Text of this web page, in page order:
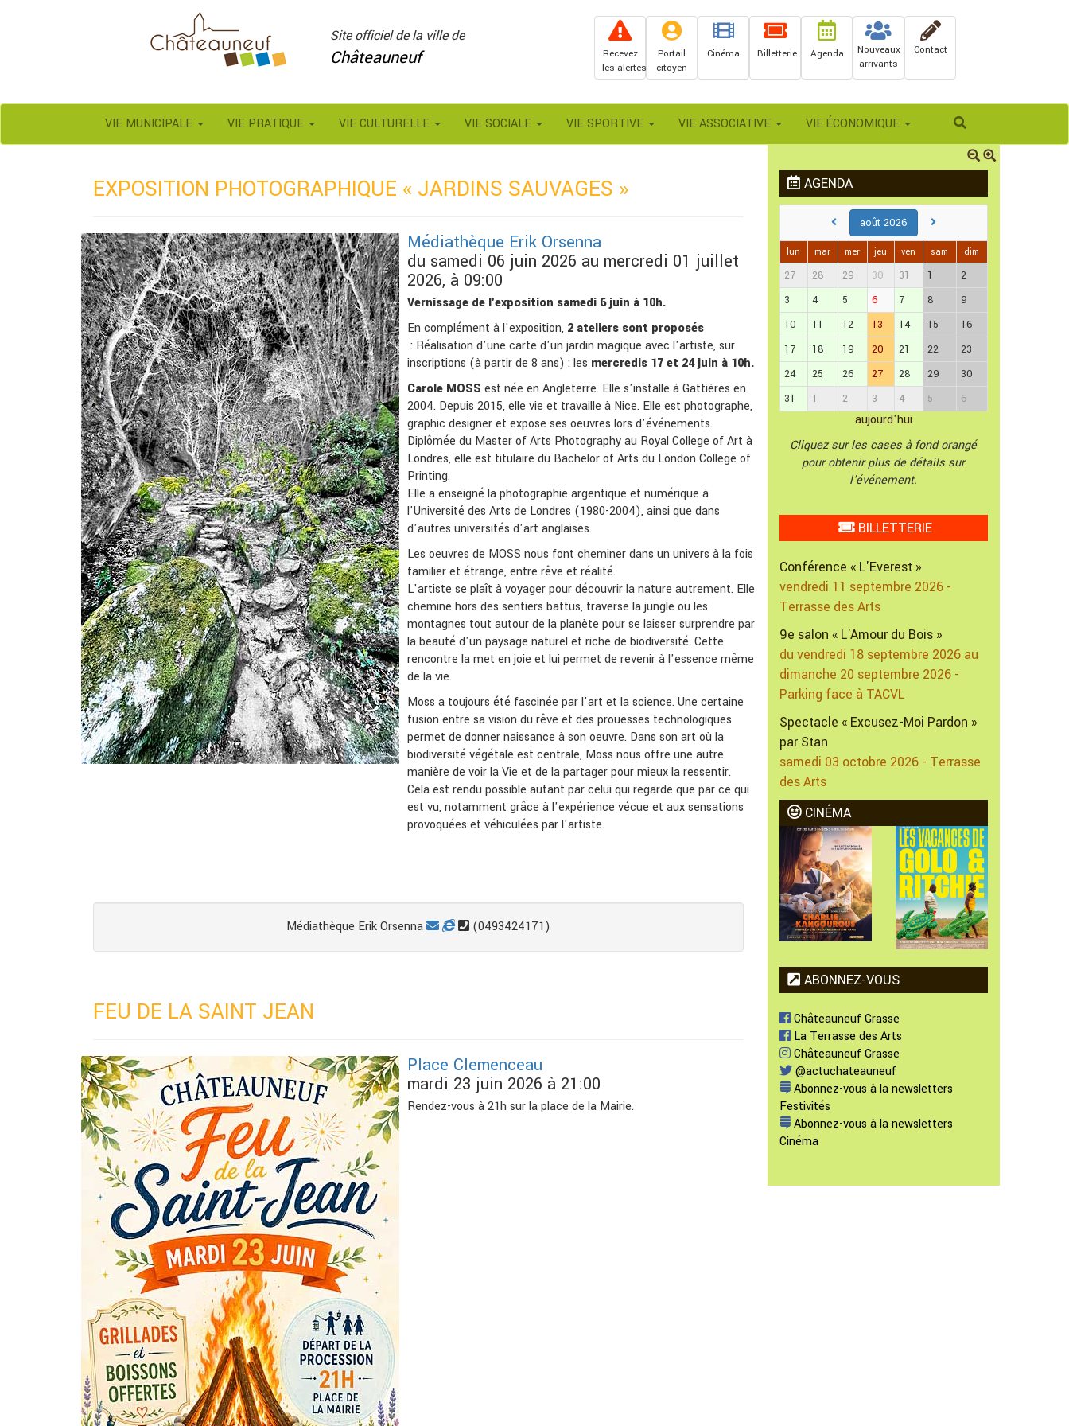
Site officiel de la ville de
Châteauneuf Contact
Nouveaux
arrivants
Agenda
Billetterie
Cinéma
Portail
citoyen
Recevez
les alertes
Rechercher
VIE MUNICIPALE VIE PRATIQUE VIE CULTURELLE VIE SOCIALE VIE SPORTIVE VIE ASSOCIATIVE VIE ÉCONOMIQUE
EXPOSITION PHOTOGRAPHIQUE « JARDINS SAUVAGES »
Médiathèque Erik Orsenna
du samedi 06 juin 2026 au mercredi 01 juillet
2026, à 09:00
Vernissage de l'exposition samedi 6 juin à 10h.
En complément à l'exposition, 2 ateliers sont proposés
: Réalisation d'une carte d'un jardin magique avec l'artiste, sur
inscriptions (à partir de 8 ans) : les mercredis 17 et 24 juin à 10h.
Carole MOSS est née en Angleterre. Elle s'installe à Gattières en
2004. Depuis 2015, elle vie et travaille à Nice. Elle est photographe,
graphic designer et expose ses oeuvres lors d'événements.
Diplômée du Master of Arts Photography au Royal College of Art à
Londres, elle est titulaire du Bachelor of Arts du London College of
Printing.
Elle a enseigné la photographie argentique et numérique à
l'Université des Arts de Londres (1980-2004), ainsi que dans
d'autres universités d'art anglaises.
Les oeuvres de MOSS nous font cheminer dans un univers à la fois
familier et étrange, entre rêve et réalité.
L'artiste se plaît à voyager pour découvrir la nature autrement. Elle
chemine hors des sentiers battus, traverse la jungle ou les
montagnes tout autour de la planète pour se laisser surprendre par
la beauté d'un paysage naturel et riche de biodiversité. Cette
rencontre la met en joie et lui permet de revenir à l'essence même
de la vie.
Moss a toujours été fascinée par l'art et la science. Une certaine
fusion entre sa vision du rêve et des prouesses technologiques
permet de donner naissance à son oeuvre. Dans son art où la
biodiversité végétale est centrale, Moss nous offre une autre
manière de voir la Vie et de la partager pour mieux la ressentir.
Cela est rendu possible autant par celui qui regarde que par ce qui
est vu, notamment grâce à l'expérience vécue et aux sensations
provoquées et véhiculées par l'artiste.
Médiathèque Erik Orsenna (0493424171)
FEU DE LA SAINT JEAN
Place Clemenceau
mardi 23 juin 2026 à 21:00
Rendez-vous à 21h sur la place de la Mairie.
AGENDA
août 2026
lun mar mer jeu ven sam dim
27 28 29 30 31 1
2
3
4 5 6 7 8
9
10
11 12 13 14 15
16
17
18 19 20 21 22
23
24
25 26 27 28 29
30
31
1 2 3 4 5 6
aujourd'hui
Cliquez sur les cases à fond orangé
pour obtenir plus de détails sur
l'événement.
BILLETTERIE
Conférence « L'Everest »
vendredi 11 septembre 2026 -
Terrasse des Arts
9e salon « L'Amour du Bois »
du vendredi 18 septembre 2026 au
dimanche 20 septembre 2026 -
Parking face à TACVL
Spectacle « Excusez-Moi Pardon »
par Stan
samedi 03 octobre 2026 - Terrasse
des Arts
CINÉMA
ABONNEZ-VOUS
Châteauneuf Grasse
La Terrasse des Arts
Châteauneuf Grasse
@actuchateauneuf
Abonnez-vous à la newsletters
Festivités
Abonnez-vous à la newsletters
Cinéma